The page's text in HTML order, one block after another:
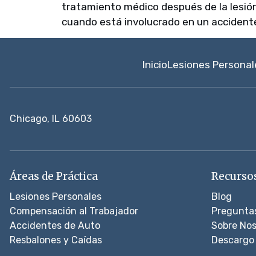
tratamiento médico después de la
cuando está involucrado en un
InicioLesiones
Chicago, IL 60603
Áreas de Práctica
Lesiones Personales
Compensación al Trabajador
Accidentes de Auto
Resbalones y Caídas
Blog
Sobre